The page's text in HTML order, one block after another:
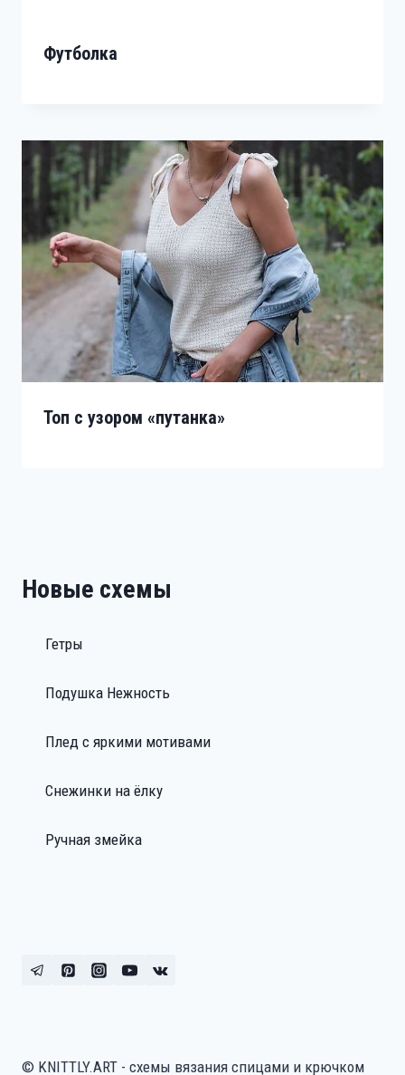
Футболка
Топ с узором «путанка»
Новые схемы
Гетры
Подушка Нежность
Плед с яркими мотивами
Снежинки на ёлку
Ручная змейка
© KNITTLY.ART - схемы вязания спицами и крючком